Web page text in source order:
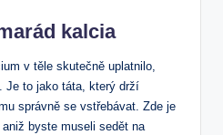
kalcia
v⁤ těle skutečně uplatnilo,
Je to jako táta,⁣ který drží
správně se vstřebávat. Zde je
byste museli sedět na